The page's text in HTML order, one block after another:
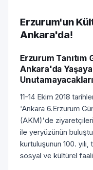
Erzurum'un
Ankara'da!
Erzurum Tanıtım
Ankara'da
11-14 Ekim 2018
'Ankara 6.Erzurum
(AKM)'de
ile yeryüzünün
kurtuluşunun 100.
sosyal ve kültürel